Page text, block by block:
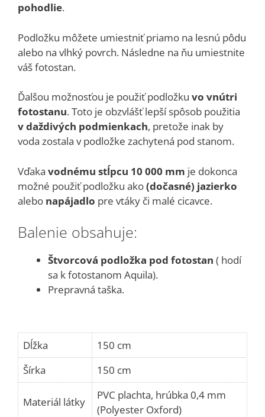
pohodlie.
Podložku môžete umiestniť priamo na lesnú pôdu
alebo na vlhký povrch. Následne na ňu umiestnite
váš fotostan.
Ďalšou možnosťou je použiť podložku vo vnútri
fotostanu. Toto je obzvlášť lepší spôsob použitia
v daždivých podmienkach, pretože inak by
voda zostala v podložke zachytená pod stanom.
Vďaka vodnému stĺpcu 10 000 mm je dokonca
možné použiť podložku ako(dočasné) jazierko
alebo napájadlo pre vtáky či malé cicavce.
Balenie obsahuje:
Štvorcová podložka pod fotostan ( hodí
sa k fotostanom Aquila).
Prepravná taška.
Dĺžka
150 cm
Šírka
150 cm
Materiál látky
PVC plachta, hrúbka 0,4 mm
(Polyester Oxford)